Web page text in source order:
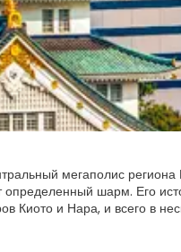
мегаполис региона
шарм. Его
Киото и Нара, и всего в
южная сторона. Кита —